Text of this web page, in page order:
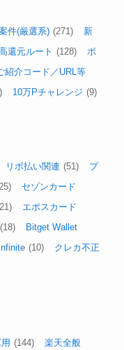
件(厳選系) (271)
新
還元ルート (128)
ポ
紹介コード／URL等
10万Pチャレンジ (9)
リボ払い関連 (51)
プ
セゾンカード
エポスカード
(18)
Bitget Wallet
(10)
クレカ不正
(144)
楽天全般